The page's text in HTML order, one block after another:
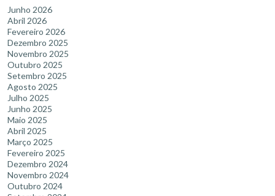
Junho 2026
Abril 2026
Fevereiro 2026
Dezembro 2025
Novembro 2025
Outubro 2025
Setembro 2025
Agosto 2025
Julho 2025
Junho 2025
Maio 2025
Abril 2025
Março 2025
Fevereiro 2025
Dezembro 2024
Novembro 2024
Outubro 2024